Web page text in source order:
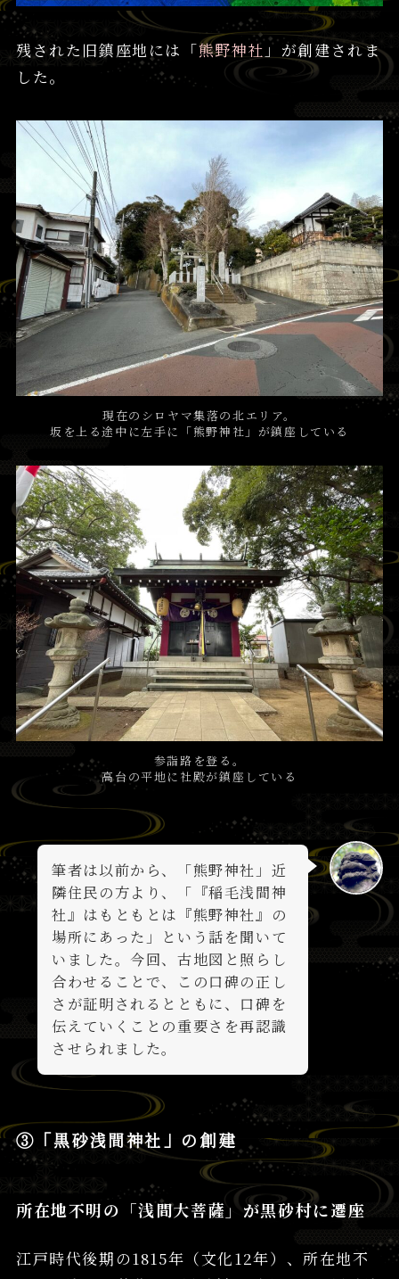
残された旧鎮座地には「熊野神社 」が創建されま
した。
現在のシロヤマ集落の北エリア。
坂を上る途中に左手に「熊野神社」が鎮座している
参詣路を登る。
高台の平地に社殿が鎮座している
筆者は以前から、「熊野神社」近
隣住民の方より、「『稲毛浅間神
社』はもともとは『熊野神社』の
場所にあった」という話を聞いて
いました。今回、古地図と照らし
合わせることで、この口碑の正し
さが証明されるとともに、口碑を
伝えていくことの重要さを再認識
させられました。
③「黒砂浅間神社」の創建
所在地不明の「浅間大菩薩」が黒砂村に遷座
江戸時代後期の1815年（文化12年）、所在地不